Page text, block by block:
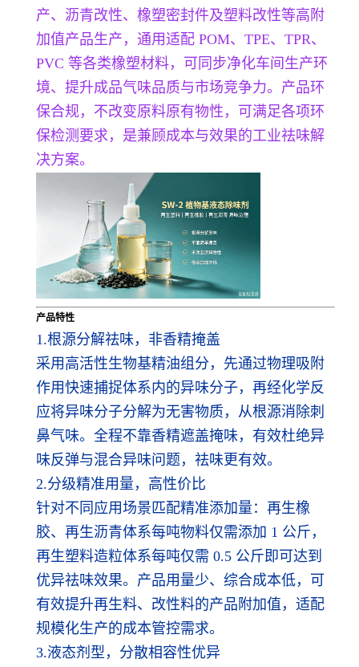
产、沥青改性、橡塑密封件及塑料改性等高附
加值产品生产，通用适配 POM、TPE、TPR、
PVC 等各类橡塑材料，可同步净化车间生产环
境、提升成品气味品质与市场竞争力。产品环
保合规，不改变原料原有物性，可满足各项环
保检测要求，是兼顾成本与效果的工业祛味解
决方案。
产品特性
1.根源分解祛味，非香精掩盖
采用高活性生物基精油组分，先通过物理吸附
作用快速捕捉体系内的异味分子，再经化学反
应将异味分子分解为无害物质，从根源消除刺
鼻气味。全程不靠香精遮盖掩味，有效杜绝异
味反弹与混合异味问题，祛味更有效。
2.分级精准用量，高性价比
针对不同应用场景匹配精准添加量：再生橡
胶、再生沥青体系每吨物料仅需添加 1 公斤，
再生塑料造粒体系每吨仅需 0.5 公斤即可达到
优异祛味效果。产品用量少、综合成本低，可
有效提升再生料、改性料的产品附加值，适配
规模化生产的成本管控需求。
3.液态剂型，分散相容性优异